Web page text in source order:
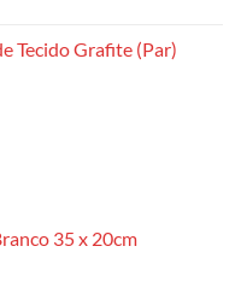
Tecido Grafite (Par)
35 x 20cm